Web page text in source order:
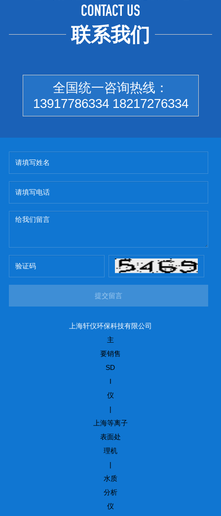
CONTACT US
联系我们
全国统一咨询热线：
13917786334 18217276334
提交留言
上海轩仪环保科技有限公司
主
要销售
SD
I
仪
|
上海等离子
表面处
理机
|
水质
分析
仪